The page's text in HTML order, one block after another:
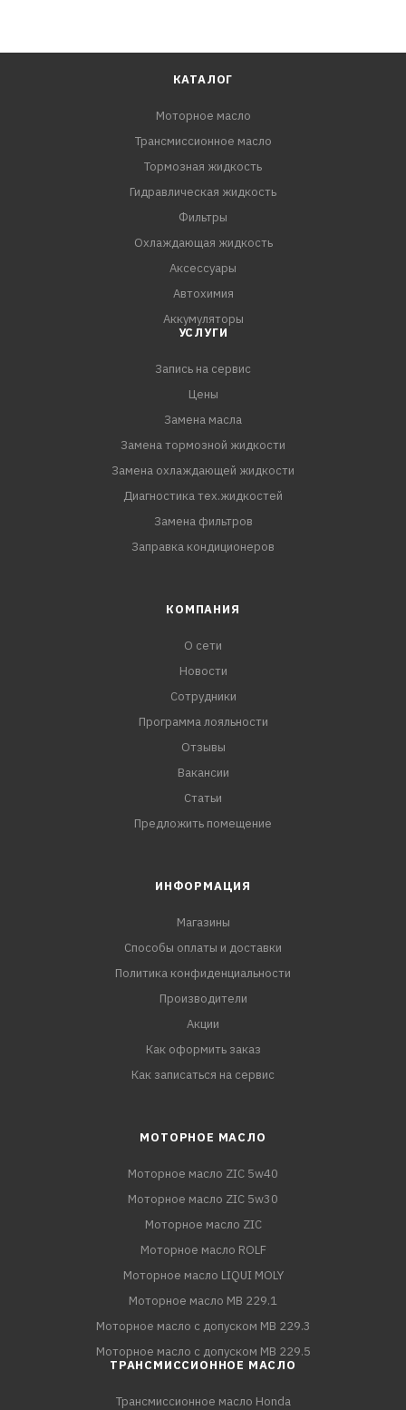
КАТАЛОГ
Моторное масло
Трансмиссионное масло
Тормозная жидкость
Гидравлическая жидкость
Фильтры
Охлаждающая жидкость
Аксессуары
Автохимия
Аккумуляторы
УСЛУГИ
Запись на сервис
Цены
Замена масла
Замена тормозной жидкости
Замена охлаждающей жидкости
Диагностика тех.жидкостей
Замена фильтров
Заправка кондиционеров
КОМПАНИЯ
О сети
Новости
Сотрудники
Программа лояльности
Отзывы
Вакансии
Статьи
Предложить помещение
ИНФОРМАЦИЯ
Магазины
Способы оплаты и доставки
Политика конфиденциальности
Производители
Акции
Как оформить заказ
Как записаться на сервис
МОТОРНОЕ МАСЛО
Моторное масло ZIC 5w40
Моторное масло ZIC 5w30
Моторное масло ZIC
Моторное масло ROLF
Моторное масло LIQUI MOLY
Моторное масло MB 229.1
Моторное масло с допуском MB 229.3
Моторное масло с допуском MB 229.5
ТРАНСМИССИОННОЕ МАСЛО
Трансмиссионное масло Honda